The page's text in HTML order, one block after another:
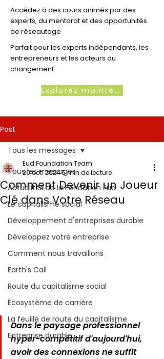
Accédez à des cours animés par des
experts, du mentorat et des opportunités
de réseautage
Parfait pour les experts indépendants, les
entrepreneurs et les acteurs du
changement
Explorez maintenant
Post
Tous les messages
Actualités de la Fondation Eud
Le capitalisme social
Développement d'entreprises durable
Développez votre entreprise
Comment nous travaillons
Earth's Call
Route du capitalisme social
Écosystème de carrière
La feuille de route du capitalisme
Entreprise durable
Tous les messages
Comment Devenir un Joueur
Clé dans Votre Réseau
Eud Foundation Team
20 oct. 20245 min de lecture
Dans le paysage professionnel
hyper-compétitif d'aujourd'hui,
avoir des connexions ne suffit